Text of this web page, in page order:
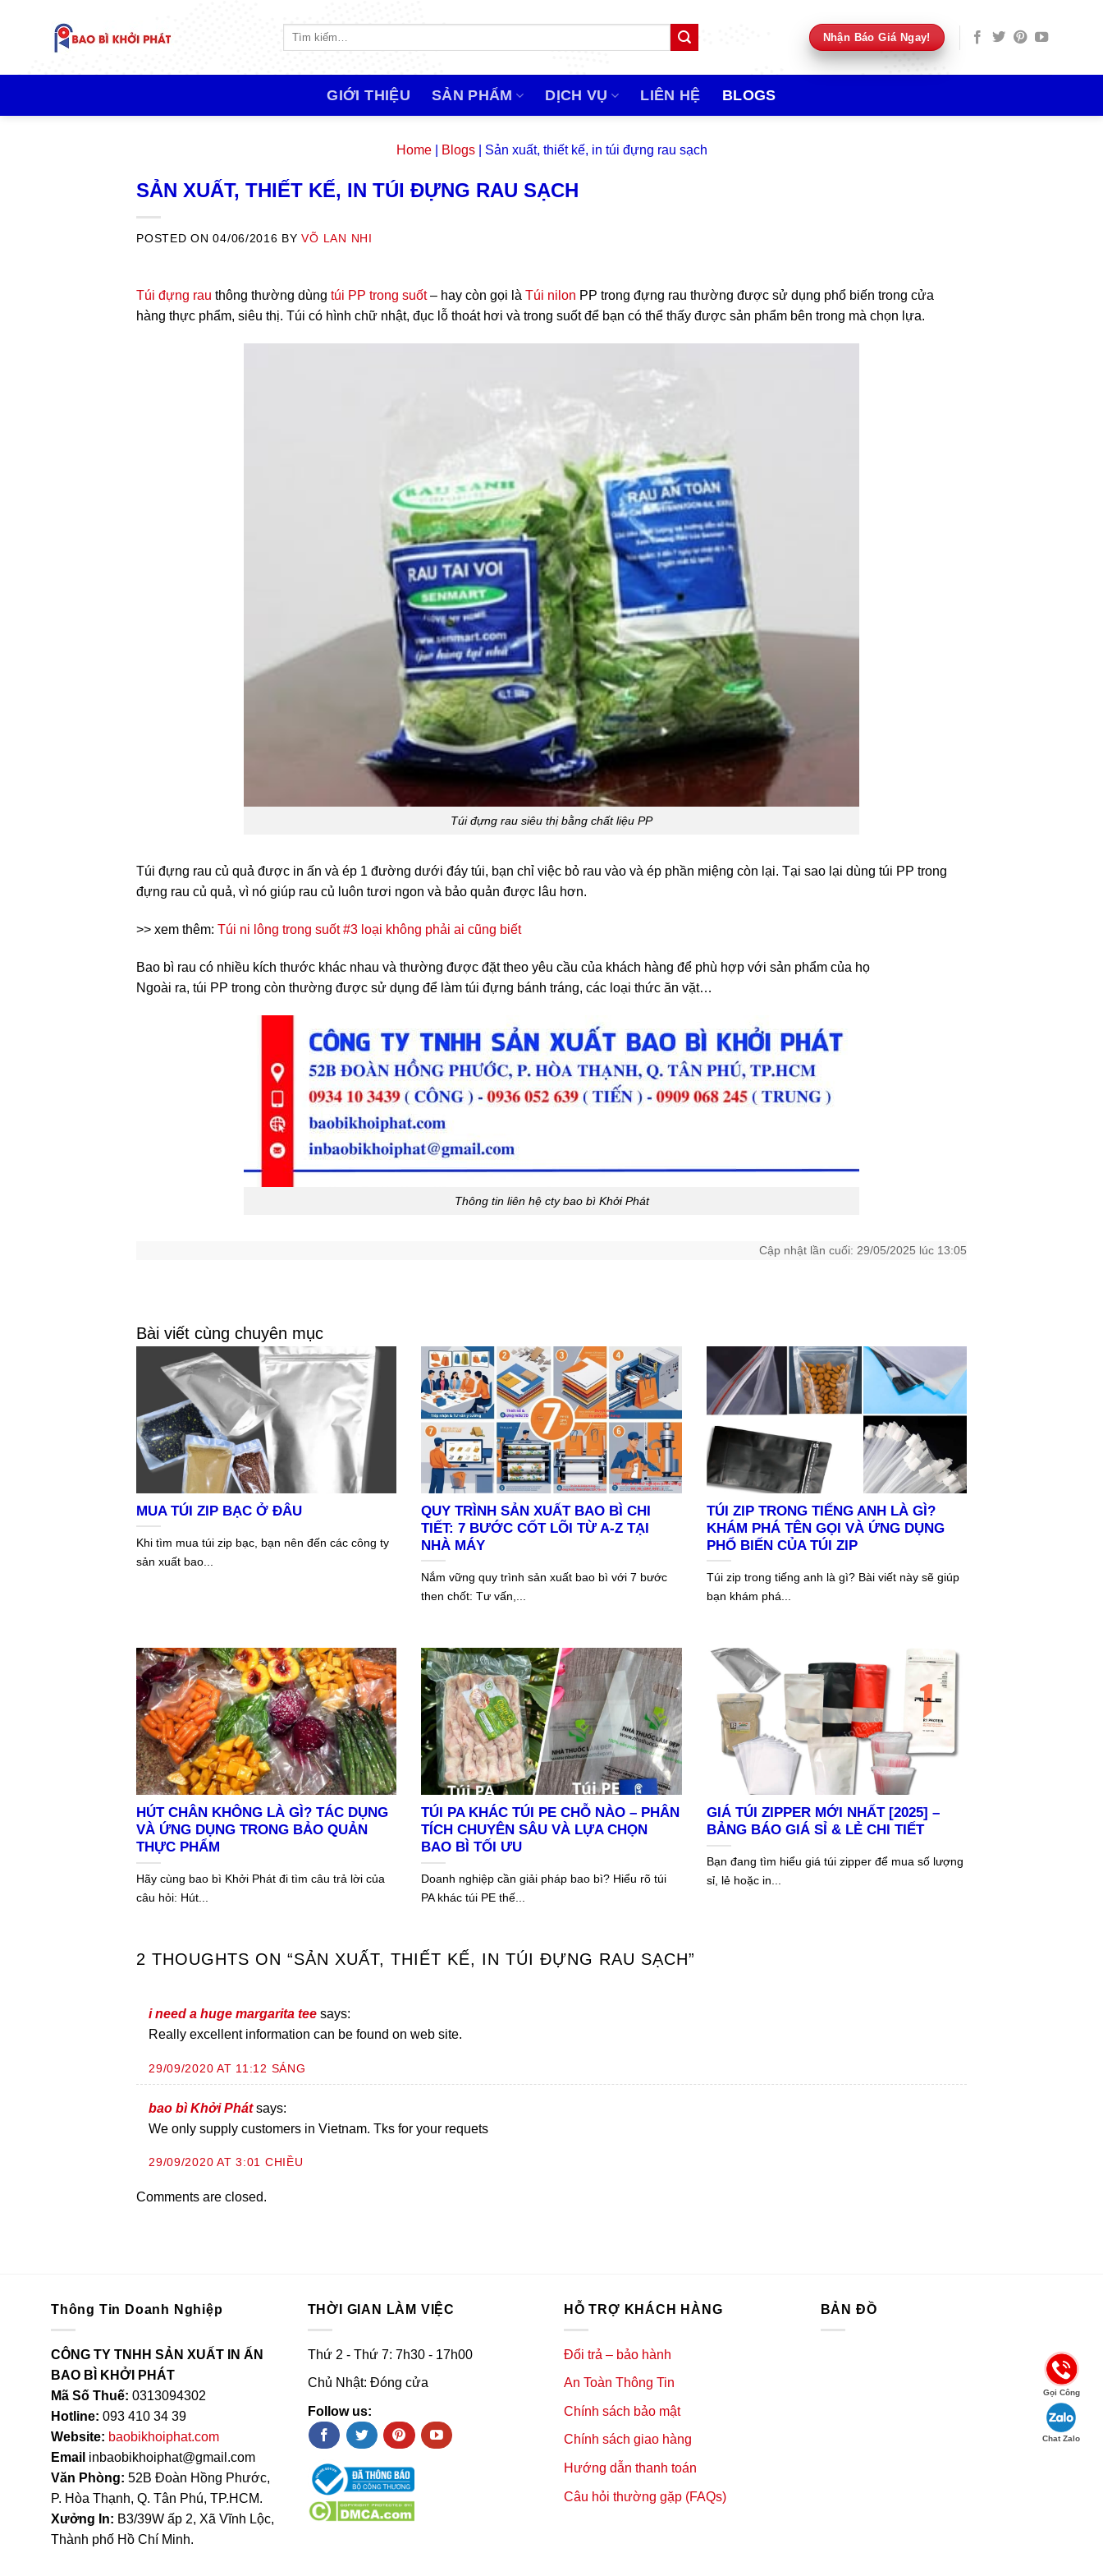
Tìm
Nhận Báo Giá Ngay!
GIỚI THIỆU SẢN PHẨM DỊCH VỤ LIÊN HỆ BLOGS
Home| Blogs| Sản xuất, thiết kế, in túi đựng rau sạch
SẢN XUẤT, THIẾT KẾ, IN TÚI ĐỰNG RAU SẠCH
POSTED ON04/06/2016 BYVÕ LAN NHI
Túi đựng rau thông thường dùngtúi PP trong suốt– hay còn gọi làTúi nilon PP trong đựng rau thường được sử dụng phổ biến trong cửa
hàng thực phẩm, siêu thị.Túi có hình chữ nhật, đục lỗ thoát hơi và trong suốt để bạn có thể thấy được sản phẩm bên trong mà chọn lựa.
Túi đựng rau siêu thị bằng chất liệu PP
Túi đựng rau củ quả được in ấn và ép 1 đường dưới đáy túi, bạn chỉ việc bỏ rau vào và ép phần miệng còn lại. Tại sao lại dùng túi PP trong
đựng rau củ quả, vì nó giúp rau củ luôn tươi ngon và bảo quản được lâu hơn.
>> xem thêm:Túi ni lông trong suốt #3 loại không phải ai cũng biết
Bao bì rau có nhiều kích thước khác nhau và thường được đặt theo yêu cầu của khách hàng để phù hợp với sản phẩm của họ
Ngoài ra, túi PP trong còn thường được sử dụng để làm túi đựng bánh tráng, các loại thức ăn vặt…
Thông tin liên hệ cty bao bì Khởi Phát
Cập nhật lần cuối: 29/05/2025 lúc 13:05
Bài viết cùng chuyên mục
MUA TÚI ZIP BẠC Ở ĐÂU
Khi tìm mua túi zip bạc, bạn nên đến các công ty
sản xuất bao...
QUY TRÌNH SẢN XUẤT BAO BÌ CHI
TIẾT: 7 BƯỚC CỐT LÕI TỪ A-Z TẠI
NHÀ MÁY
Nắm vững quy trình sản xuất bao bì với 7 bước
then chốt: Tư vấn,...
TÚI ZIP TRONG TIẾNG ANH LÀ GÌ?
KHÁM PHÁ TÊN GỌI VÀ ỨNG DỤNG
PHỔ BIẾN CỦA TÚI ZIP
Túi zip trong tiếng anh là gì? Bài viết này sẽ giúp
bạn khám phá...
HÚT CHÂN KHÔNG LÀ GÌ? TÁC DỤNG
VÀ ỨNG DỤNG TRONG BẢO QUẢN
THỰC PHẨM
Hãy cùng bao bì Khởi Phát đi tìm câu trả lời của
câu hỏi: Hút...
TÚI PA KHÁC TÚI PE CHỖ NÀO – PHÂN
TÍCH CHUYÊN SÂU VÀ LỰA CHỌN
BAO BÌ TỐI ƯU
Doanh nghiệp cần giải pháp bao bì? Hiểu rõ túi
PA khác túi PE thế...
GIÁ TÚI ZIPPER MỚI NHẤT [2025] –
BẢNG BÁO GIÁ SỈ & LẺ CHI TIẾT
Bạn đang tìm hiểu giá túi zipper để mua số lượng
sỉ, lẻ hoặc in...
2 THOUGHTS ON “SẢN XUẤT, THIẾT KẾ, IN TÚI ĐỰNG RAU SẠCH”
i need a huge margarita tee says:
Really excellent information can be found on web site.
29/09/2020 AT 11:12 SÁNG
bao bì Khởi Phát says:
We only supply customers in Vietnam. Tks for your requets
29/09/2020 AT 3:01 CHIỀU
Comments are closed.
Thông Tin Doanh Nghiệp
CÔNG TY TNHH SẢN XUẤT IN ẤN
BAO BÌ KHỞI PHÁT
Mã Số Thuế: 0313094302
Hotline: 093 410 34 39
Website: baobikhoiphat.com
Email inbaobikhoiphat@gmail.com
Văn Phòng: 52B Đoàn Hồng Phước,
P. Hòa Thạnh, Q. Tân Phú, TP.HCM.
Xưởng In: B3/39W ấp 2, Xã Vĩnh Lộc,
Thành phố Hồ Chí Minh.
THỜI GIAN LÀM VIỆC
Thứ 2 - Thứ 7: 7h30 - 17h00
Chủ Nhật: Đóng cửa
Follow us:
HỖ TRỢ KHÁCH HÀNG
Đổi trả – bảo hành
An Toàn Thông Tin
Chính sách bảo mật
Chính sách giao hàng
Hướng dẫn thanh toán
Câu hỏi thường gặp (FAQs)
BẢN ĐỒ
Gọi Công
Chat Zalo